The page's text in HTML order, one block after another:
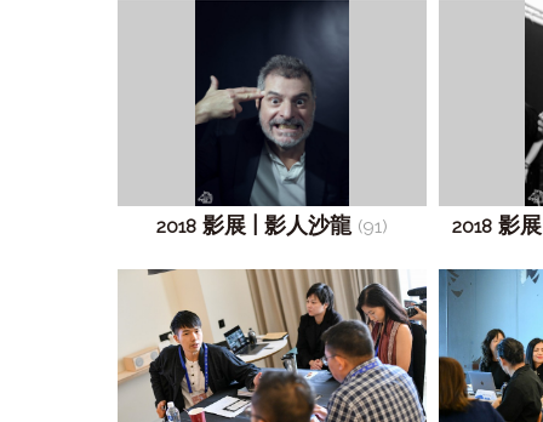
2018影展 | 影人沙龍 (91) 2018影